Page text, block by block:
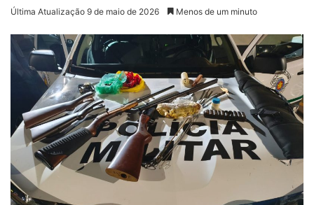
mail
Última Atualização 9 de maio de 2026 Menos de um minuto